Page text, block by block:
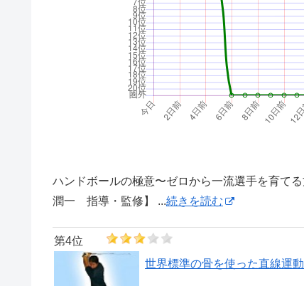
ハンドボールの極意〜ゼロから一流選手を育て
潤一 指導・監修】 ...続きを読む
第4位
世界標準の骨を使った直線